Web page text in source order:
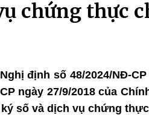
chứng thực
định số 48/2024/NĐ-
ngày 27/9/2018 của
số và dịch vụ chứng